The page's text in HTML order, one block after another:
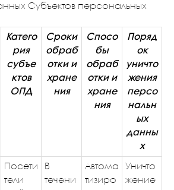
Субъектов персональных
Катего
рия
субъе
ктов
ОПД
Сроки
обраб
отки и
хране
ния
Спосо
бы
обраб
отки и
хране
ния
Поряд
ок
уничто
жения
персо
нальн
ых
данны
х
Посети
тели
В
течени
Автома
тизиро
Уничто
жение